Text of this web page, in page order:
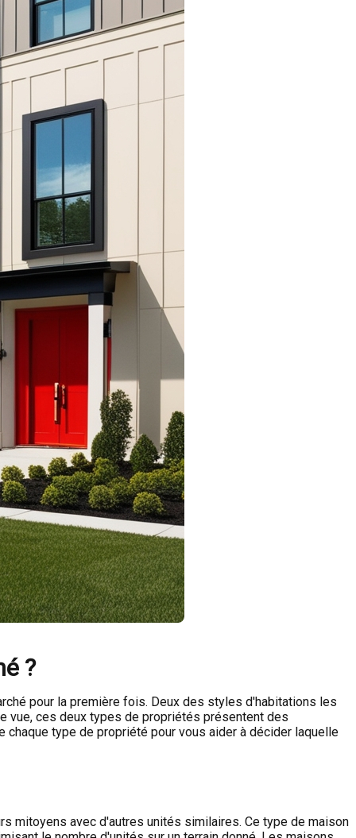
?
pour la première fois. Deux des styles d'habitations les
vue, ces deux types de propriétés présentent des
type de propriété pour vous aider à décider laquelle
mitoyens avec d'autres unités similaires. Ce type de maison